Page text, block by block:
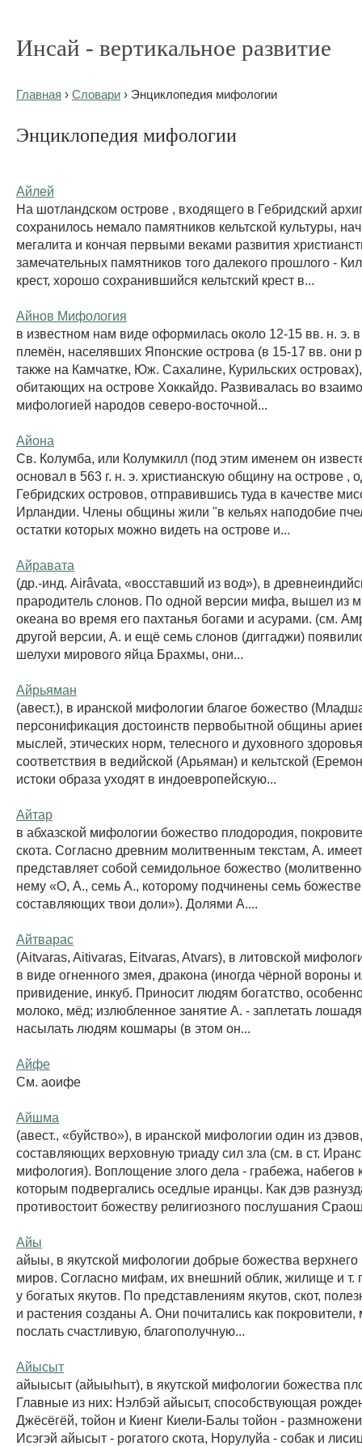
Инсай - вертикальное развитие
Главная › Словари › Энциклопедия мифологии
Энциклопедия мифологии
Айлей
На шотландском острове , входящего в Гебридский
сохранилось немало памятников кельтской культуры,
мегалита и кончая первыми веками развития
замечательных памятников того далекого прошлого -
крест, хорошо сохранившийся кельтский крест в...
Айнов Мифология
в известном нам виде оформилась около 12-15 вв. н. э.
племён, населявших Японские острова (в 15-17 вв. они
также на Камчатке, Юж. Сахалине, Курильских
обитающих на острове Хоккайдо. Развивалась во
мифологией народов северо-восточной...
Айона
Св. Колумба, или Колумкилл (под этим именем он
основал в 563 г. н. э. христианскую общину на острове ,
Гебридских островов, отправившись туда в качестве
Ирландии. Члены общины жили "в кельях наподобие
остатки которых можно видеть на острове и...
Айравата
(др.-инд. Airâvata, «восставший из вод»), в
прародитель слонов. По одной версии мифа, вышел из
океана во время его пахтанья богами и асурами. (см.
другой версии, А. и ещё семь слонов (диггаджи)
шелухи мирового яйца Брахмы, они...
Айрьяман
(авест.), в иранской мифологии благое божество
персонификация достоинств первобытной общины
мыслей, этических норм, телесного и духовного
соответствия в ведийской (Арьяман) и кельтской
истоки образа уходят в индоевропейскую...
Айтар
в абхазской мифологии божество плодородия,
скота. Согласно древним молитвенным текстам, А.
представляет собой семидольное божество
нему «О, А., семь А., которому подчинены семь
составляющих твои доли»). Долями А....
Айтварас
(Aitvaras, Aitivaras, Eitvaras, Atvars), в литовской
в виде огненного змея, дракона (иногда чёрной вороны
привидение, инкуб. Приносит людям богатство,
молоко, мёд; излюбленное занятие А. - заплетать
насылать людям кошмары (в этом он...
Айфе
См. аоифе
Айшма
(авест., «буйство»), в иранской мифологии один из дэвов,
составляющих верховную триаду сил зла (см. в ст.
мифология). Воплощение злого дела - грабежа, набегов
которым подвергались оседлые иранцы. Как дэв
противостоит божеству религиозного послушания
Айы
айыы, в якутской мифологии добрые божества верхнего
миров. Согласно мифам, их внешний облик, жилище и т.
у богатых якутов. По представлениям якутов, скот,
и растения созданы А. Они почитались как покровители,
послать счастливую, благополучную...
Айысыт
айыысыт (айыыhыт), в якутской мифологии божества
Главные из них: Нэлбэй айысыт, способствующая
Джёсёгёй, тойон и Киенг Киели-Балы тойон -
Исэгэй айысыт - рогатого скота, Норулуйа - собак и